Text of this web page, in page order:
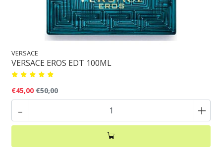
VERSACE
VERSACE EROS EDT 100ML
€45,00 €50,00
- +